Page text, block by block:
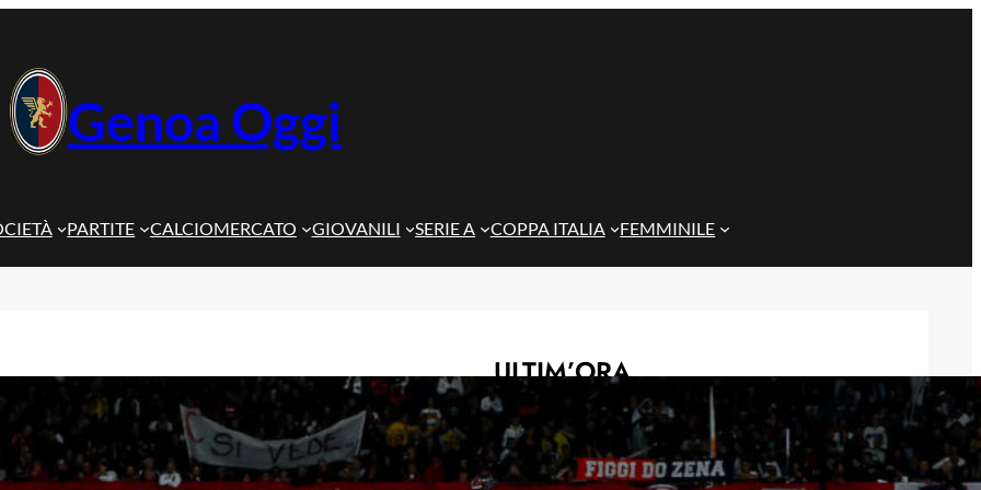
Genoa Oggi
PARTITE CALCIOMERCATO GIOVANILI SERIE A COPPA ITALIA FEMMINILE
ULTIM’ORA
Genoa su Cheddira: duello con il
Cagliari per l’attaccante del Napoli
8 Agosto 2026